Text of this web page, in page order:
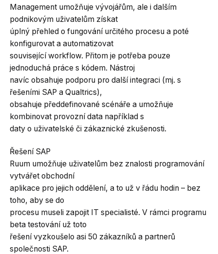
Management umožňuje vývojářům, ale i dalším
podnikovým uživatelům získat
úplný přehled o fungování určitého procesu a poté
konfigurovat a automatizovat
související workflow. Přitom je potřeba pouze
jednoduchá práce s kódem. Nástroj
navíc obsahuje podporu pro další integraci (mj. s
řešeními SAP a Qualtrics),
obsahuje předdefinované scénáře a umožňuje
kombinovat provozní data například s
daty o uživatelské či zákaznické zkušenosti.
Řešení SAP
Ruum umožňuje uživatelům bez znalosti programování
vytvářet obchodní
aplikace pro jejich oddělení, a to už v řádu hodin – bez
toho, aby se do
procesu museli zapojit IT specialisté. V rámci programu
beta testování už toto
řešení vyzkoušelo asi 50 zákazníků a partnerů
společnosti SAP.